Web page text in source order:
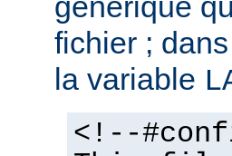
fichier ;
la variable
<!--